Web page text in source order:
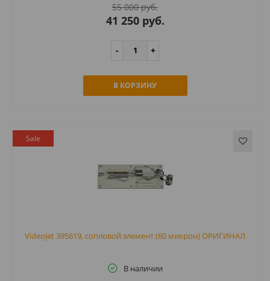
55 000 руб.
41 250 руб.
В КОРЗИНУ
Sale
Videojet 395619, сопловой элемент (60 микрон) ОРИГИНАЛ
В наличии